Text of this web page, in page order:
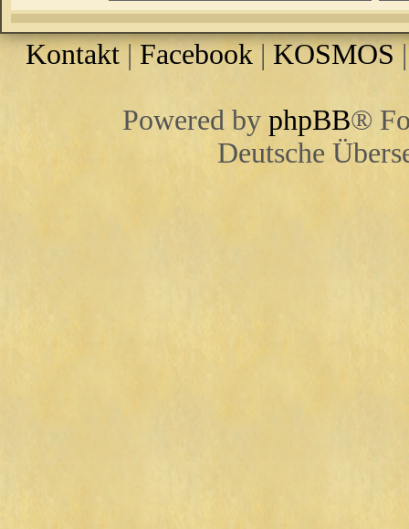
Kontakt |Facebook | KOSMOS
Powered by phpBB®
Deutsche